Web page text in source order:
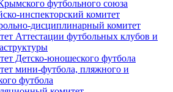
футбольного союза
инспекторский комитет
дисциплинарный комитет
Аттестации футбольных клубов и
Детско-юношеского футбола
мини-футбола, пляжного и
футбола